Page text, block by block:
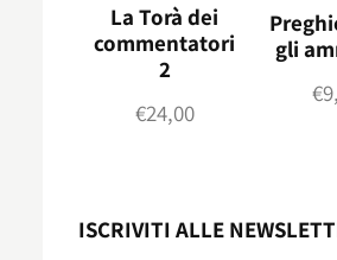
La Torà dei
commentatori
2
€24,00
gli
€
ISCRIVITI ALLE